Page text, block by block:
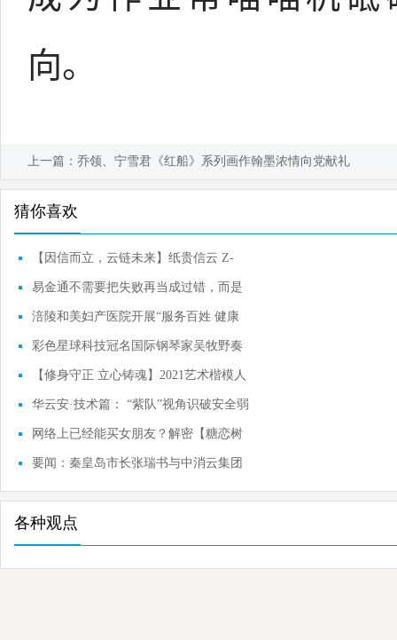
向。
上一篇： 乔领、宁雪君《红船》系列画作翰墨浓情向党献礼
猜你喜欢
【因信而立，云链未来】纸贵信云 Z-
BaaS全新升级
易金通不需要把失败再当成过错，而是
一种学习
涪陵和美妇产医院开展“服务百姓 健康
行动”义
彩色星球科技冠名国际钢琴家吴牧野奏
响指尖圆
【修身守正 立心铸魂】2021艺术楷模人
物互联网展
华云安·技术篇： “紫队”视角识破安全弱
点，
网络上已经能买女朋友？解密【糖恋树
洞】网络
要闻：秦皇岛市长张瑞书与中消云集团
董事长宋
各种观点